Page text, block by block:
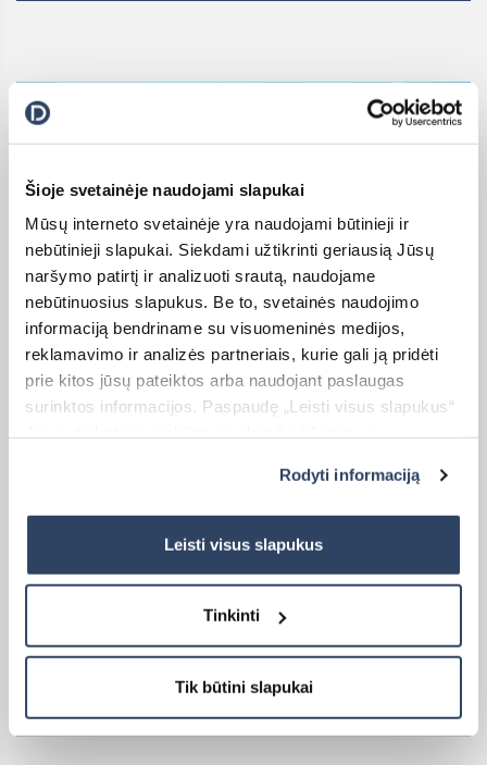
Šioje svetainėje naudojami slapukai
Mūsų interneto svetainėje yra naudojami būtinieji ir
nebūtinieji slapukai. Siekdami užtikrinti geriausią Jūsų
naršymo patirtį ir analizuoti srautą, naudojame
nebūtinuosius slapukus. Be to, svetainės naudojimo
informaciją bendriname su visuomeninės medijos,
reklamavimo ir analizės partneriais, kurie gali ją pridėti
prie kitos jūsų pateiktos arba naudojant paslaugas
surinktos informacijos. Paspaudę „Leisti visus slapukus“
paspauskite mygtuką „Rodyti informaciją“ šioje juostoje.
Daugiau informacijos rasite UAB „Dextera“ Slapukų
Rodyti informaciją
Leisti visus slapukus
Tinkinti
Tik būtini slapukai